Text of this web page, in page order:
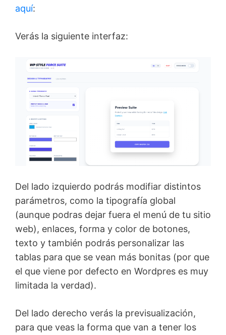
aquí:
Verás la siguiente interfaz:
Del lado izquierdo podrás modifiar distintos
parámetros, como la tipografía global
(aunque podras dejar fuera el menú de tu sitio
web), enlaces, forma y color de botones,
texto y también podrás personalizar las
tablas para que se vean más bonitas (por que
el que viene por defecto en Wordpres es muy
limitada la verdad).
Del lado derecho verás la previsualización,
para que veas la forma que van a tener los